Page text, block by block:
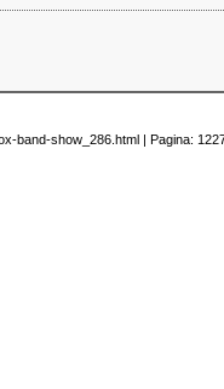
band-show_286.html | Pagina: